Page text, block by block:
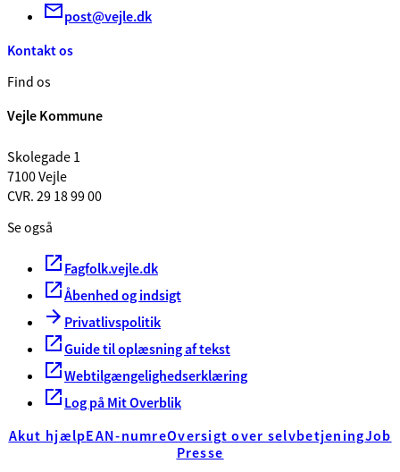
post@vejle.dk
Kontakt os
Find os
Vejle Kommune
Skolegade 1
7100 Vejle
CVR. 29 18 99 00
Se også
Fagfolk.vejle.dk
Åbenhed og indsigt
Privatlivspolitik
Guide til oplæsning af tekst
Webtilgængelighedserklæring
Log på Mit Overblik
Akut hjælpEAN-numreOversigt over selvbetjeningJob
Presse